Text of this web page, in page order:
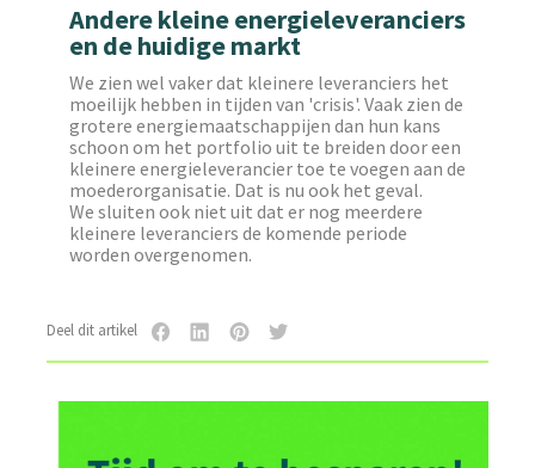
Andere kleine energieleveranciers
en de huidige markt
We zien wel vaker dat kleinere leveranciers het
moeilijk hebben in tijden van 'crisis'. Vaak zien de
grotere energiemaatschappijen dan hun kans
schoon om het portfolio uit te breiden door een
kleinere energieleverancier toe te voegen aan de
moederorganisatie. Dat is nu ook het geval.
We sluiten ook niet uit dat er nog meerdere
kleinere leveranciers de komende periode
worden overgenomen.
Deel dit artikel